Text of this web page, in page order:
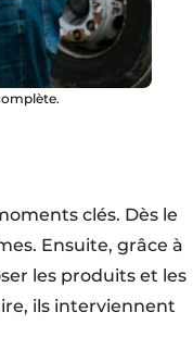
clés. Dès le
Ensuite, grâce à
les produits et les
ils interviennent